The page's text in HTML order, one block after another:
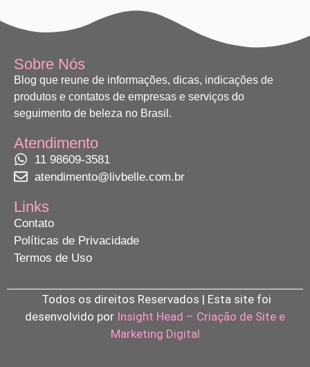
Sobre Nós
Blog que reune de informações, dicas, indicações de
produtos e contatos de empresas e serviços do
seguimento de beleza no Brasil.
Atendimento
11 98609-3581
atendimento@livbelle.com.br
Links
Contato
Políticas de Privacidade
Termos de Uso
Todos os direitos Reservados | Esta site foi
desenvolvido por Insight Head – Criação de Site e
Marketing Digital